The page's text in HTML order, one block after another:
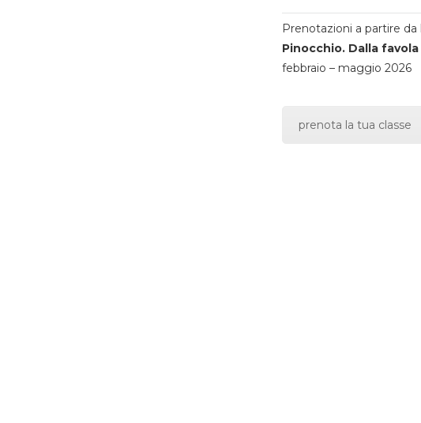
Prenotazioni a partire da
Pinocchio. Dalla
febbraio – maggio 2026
prenota la tua classe